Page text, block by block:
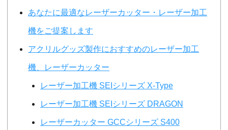
あなたに最適なレーザーカッター・レーザー加工
機をご提案します
アクリルグッズ製作におすすめのレーザー加工
機、レーザーカッター
レーザー加工機 SEIシリーズ X-Type
レーザー加工機 SEIシリーズ DRAGON
レーザーカッター GCCシリーズ S400